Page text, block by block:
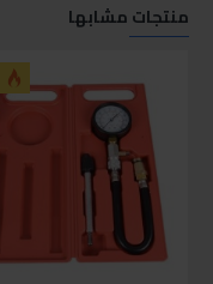
منتجات مشابها